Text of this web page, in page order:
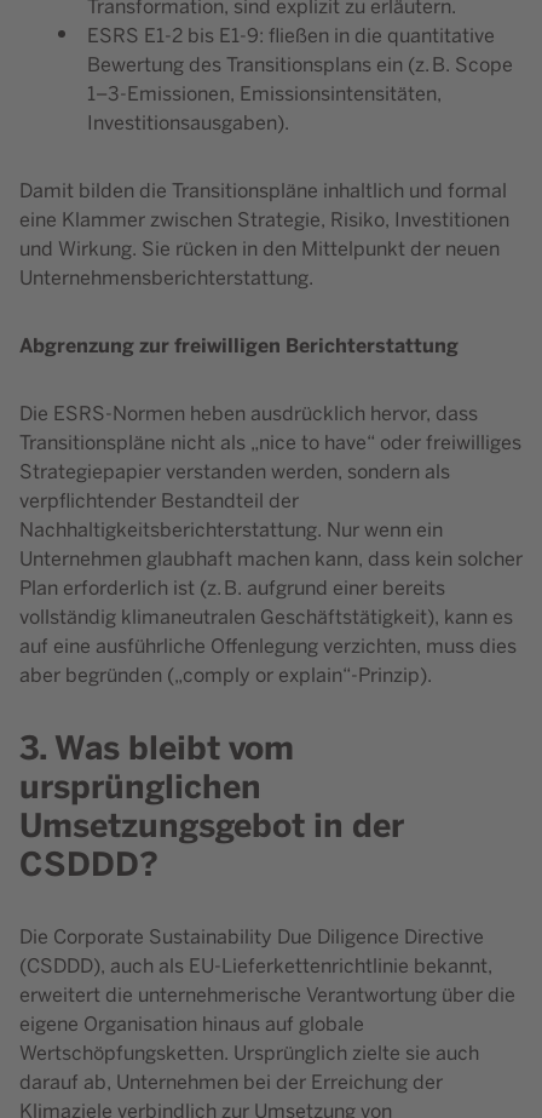
ESRS E1-2 bis E1-9: fließen in die quantitative
Bewertung des Transitionsplans ein (z. B. Scope
1–3-Emissionen, Emissionsintensitäten,
Investitionsausgaben).
Damit bilden die Transitionspläne inhaltlich und formal
eine Klammer zwischen Strategie, Risiko, Investitionen
und Wirkung. Sie rücken in den Mittelpunkt der neuen
Unternehmensberichterstattung.
Abgrenzung zur freiwilligen Berichterstattung
Die ESRS-Normen heben ausdrücklich hervor, dass
Transitionspläne nicht als „nice to have“ oder freiwilliges
Strategiepapier verstanden werden, sondern als
verpflichtender Bestandteil der
Nachhaltigkeitsberichterstattung. Nur wenn ein
Unternehmen glaubhaft machen kann, dass kein solcher
Plan erforderlich ist (z. B. aufgrund einer bereits
vollständig klimaneutralen Geschäftstätigkeit), kann es
auf eine ausführliche Offenlegung verzichten, muss dies
aber begründen („comply or explain“-Prinzip).
3. Was bleibt vom
ursprünglichen
Umsetzungsgebot in der
CSDDD?
Die Corporate Sustainability Due Diligence Directive
(CSDDD), auch als EU-Lieferkettenrichtlinie bekannt,
erweitert die unternehmerische Verantwortung über die
eigene Organisation hinaus auf globale
Wertschöpfungsketten. Ursprünglich zielte sie auch
darauf ab, Unternehmen bei der Erreichung der
Klimaziele verbindlich zur Umsetzung von